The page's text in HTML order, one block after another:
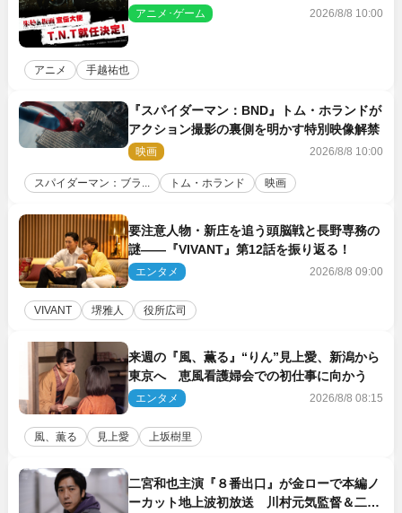
アニメ･ゲーム 2026/8/8 10:00
アニメ 手越祐也
『スパイダーマン：BND』トム・ホランドが
アクション撮影の裏側を明かす特別映像解禁
映画 2026/8/8 10:00
スパイダーマン：ブラ... トム・ホランド 映画
要注意人物・新庄を追う頭脳戦と長野専務の
謎――『VIVANT』第12話を振り返る！
エンタメ 2026/8/8 09:00
VIVANT 堺雅人 役所広司
来週の『風、薫る』“りん”見上愛、新潟から
東京へ 恵風看護婦会での初仕事に向かう
エンタメ 2026/8/8 08:15
風、薫る 見上愛 上坂樹里
二宮和也主演『８番出口』が金ローで本編ノ
ーカット地上波初放送 川村元気監督＆二宮